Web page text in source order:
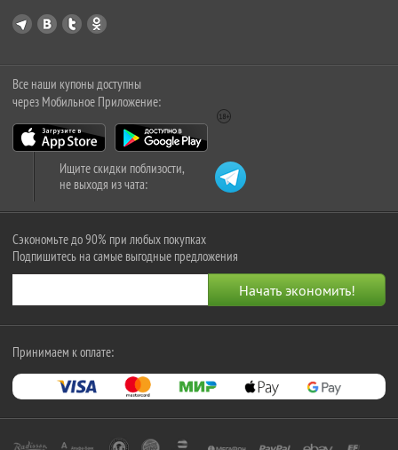
Все наши купоны доступны
через Мобильное Приложение:
Ищите скидки поблизости,
не выходя из чата:
Сэкономьте до 90% при любых покупках
Подпишитесь на самые выгодные предложения
Принимаем к оплате: